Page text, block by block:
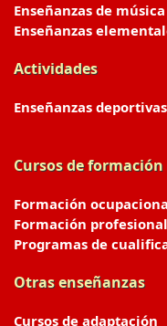
Enseñanzas de música
Enseñanzas
Actividades
Enseñanzas deportivas
Cursos de
Formación
Formación profesional
Programas de
Otras enseñanzas
Cursos de adaptación